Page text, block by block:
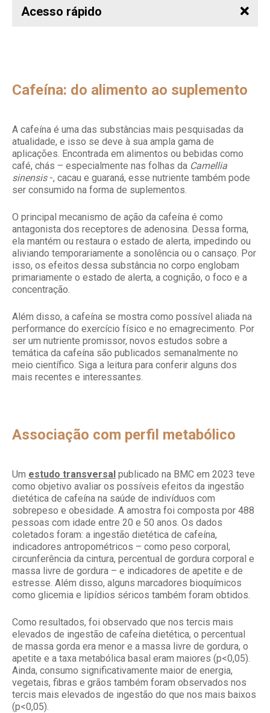
Acesso rápido
Cafeína: do alimento ao suplemento
A cafeína é uma das substâncias mais pesquisadas da
atualidade, e isso se deve à sua ampla gama de
aplicações. Encontrada em alimentos ou bebidas como
café, chás – especialmente nas folhas da Camellia
sinensis-, cacau e guaraná, esse nutriente também pode
ser consumido na forma de suplementos.
O principal mecanismo de ação da cafeína é como
antagonista dos receptores de adenosina. Dessa forma,
ela mantém ou restaura o estado de alerta, impedindo ou
aliviando temporariamente a sonolência ou o cansaço. Por
isso, os efeitos dessa substância no corpo englobam
primariamente o estado de alerta, a cognição, o foco e a
concentração.
Além disso, a cafeína se mostra como possível aliada na
performance do exercício físico e no emagrecimento. Por
ser um nutriente promissor, novos estudos sobre a
temática da cafeína são publicados semanalmente no
meio científico. Siga a leitura para conferir alguns dos
mais recentes e interessantes.
Associação com perfil metabólico
Um estudo transversal publicado na BMC em 2023 teve
como objetivo avaliar os possíveis efeitos da ingestão
dietética de cafeína na saúde de indivíduos com
sobrepeso e obesidade. A amostra foi composta por 488
pessoas com idade entre 20 e 50 anos. Os dados
coletados foram: a ingestão dietética de cafeína,
indicadores antropométricos – como peso corporal,
circunferência da cintura, percentual de gordura corporal e
massa livre de gordura – e indicadores de apetite e de
estresse. Além disso, alguns marcadores bioquímicos
como glicemia e lipídios séricos também foram obtidos.
Como resultados, foi observado que nos tercis mais
elevados de ingestão de cafeína dietética, o percentual
de massa gorda era menor e a massa livre de gordura, o
apetite e a taxa metabólica basal eram maiores (p<0,05).
Ainda, consumo significativamente maior de energia,
vegetais, fibras e grãos também foram observados nos
tercis mais elevados de ingestão do que nos mais baixos
(p<0,05).